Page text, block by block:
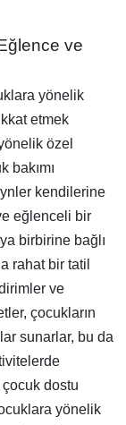
ve
yönelik
etmek
özel
bakımı
kendilerine
eğlenceli bir
birbirine bağlı
rahat bir tatil
ve
çocukların
sunarlar, bu da
çocuk dostu
yönelik